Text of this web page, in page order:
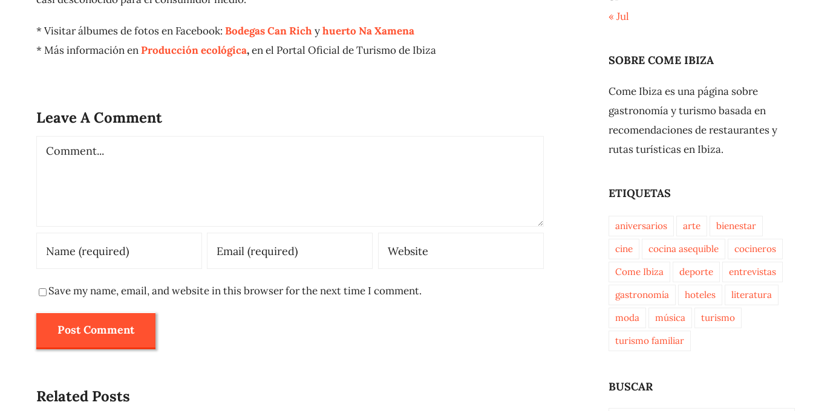
* Visitar álbumes de fotos en Facebook: Bodegas Can Richyhuerto Na Xamena
* Más información enProducción ecológica,en el Portal Oficial de Turismo de Ibiza
Leave A Comment
Comment
Save my name, email, and website in this browser for the next time I comment.
Related Posts
« Jul
SOBRE COME IBIZA
Come Ibiza es una página sobre
gastronomía y turismo basada en
recomendaciones de restaurantes y
rutas turísticas en Ibiza.
ETIQUETAS
aniversarios arte
bienestar
cine
cocina asequible
cocineros
Come Ibiza
deporte
entrevistas
gastronomía
hoteles
literatura
moda
música
turismo
turismo familiar
BUSCAR